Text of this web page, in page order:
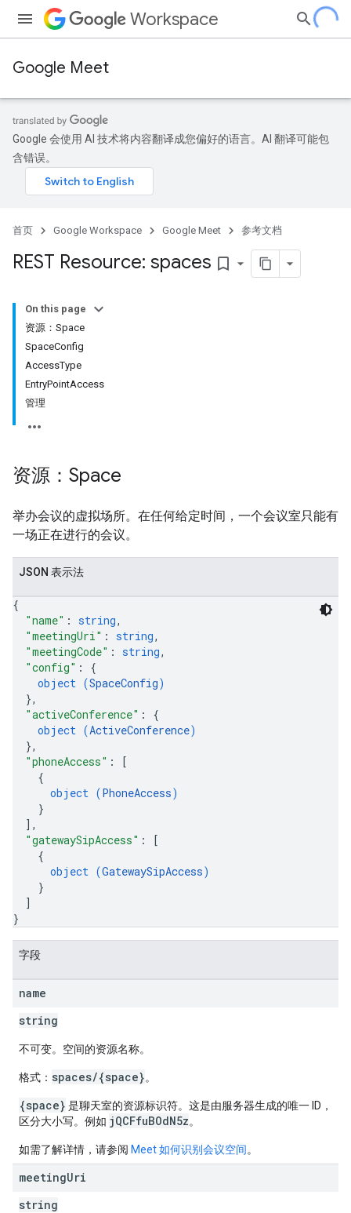
Workspace
Google Meet
Google 会使用 AI 技术将内容翻译成您偏好的语言。AI 翻译可能包
含错误。
首页 Google Workspace Google Meet 参考文档
REST Resource: spaces bookmark_border
On this page
资源：Space
SpaceConfig
AccessType
EntryPointAccess
管理
资源：Space
举办会议的虚拟场所。在任何给定时间，一个会议室只能有
一场正在进行的会议。
JSON 表示法
{
"name" : string,
"meetingUri" : string,
"meetingCode" : string,
"config" : {
object (SpaceConfig)
},
"activeConference" : {
object (ActiveConference)
},
"phoneAccess" :
[
{
object (PhoneAccess)
}
] ,
"gatewaySipAccess" :
[
{
object (GatewaySipAccess)
}
]
}
字段
name
string
不可变。空间的资源名称。
格式： spaces/{space}。
{space} 是聊天室的资源标识符。这是由服务器生成的唯一 ID，
区分大小写。例如 jQCFfuBOdN5z。
如需了解详情，请参阅 Meet 如何识别会议空间。
meetingUri
string